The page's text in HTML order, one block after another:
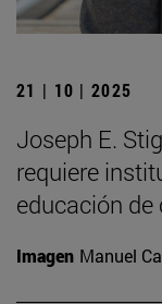
21 | 10 | 2025
Joseph E.
requiere
educación
Imagen Manuel